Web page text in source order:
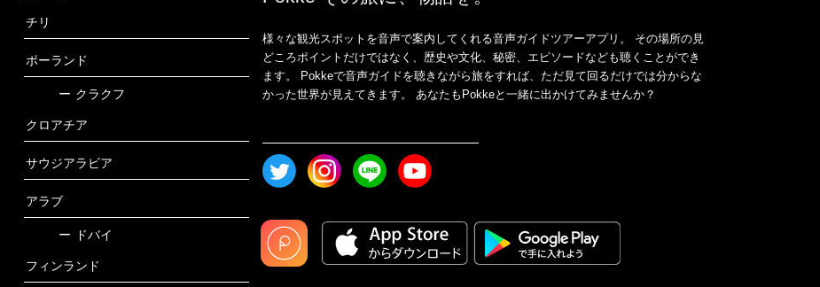
チリ
ポーランド
ー クラクフ
クロアチア
サウジアラビア
アラブ
ー ドバイ
フィンランド
様々な観光スポットを音声で案内してくれる音声ガイドツアーアプリ。 その場所の見
どころポイントだけではなく、歴史や文化、秘密、エピソードなども聴くことができ
ます。 Pokkeで音声ガイドを聴きながら旅をすれば、ただ見て回るだけでは分からな
かった世界が見えてきます。 あなたもPokkeと一緒に出かけてみませんか？